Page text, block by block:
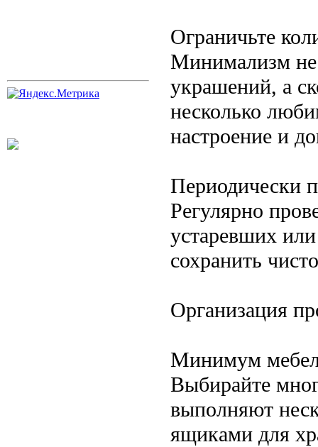
Ограничьте
Минимализм не
украшений, а
несколько
настроение и
Периодически
Регулярно
устаревших
сохранить
Организация
Минимум
Выбирайте
выполняют
ящиками для